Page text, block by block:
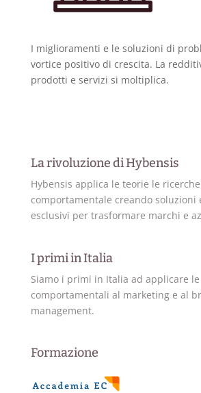
I miglioramenti e le soluzioni di
vortice positivo di crescita. La
prodotti e servizi si moltiplica.
La rivoluzione di Hybensis
Hybensis applica le teorie le ricerche
comportamentale creando soluzioni
esclusivi per trasformare marchi e
I primi in Italia
Siamo i primi in Italia ad applicare le
comportamentali al marketing e al
management.
Formazione